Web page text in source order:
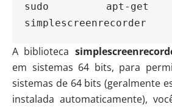
sudo apt-
simplescreenrecorder
A biblioteca
em sistemas 64 bits, para
sistemas de 64 bits (geralmente
instalada automaticamente),